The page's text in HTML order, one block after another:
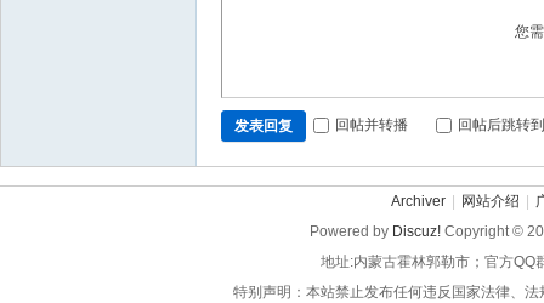
您
发表回复 回帖并转播 回帖后跳转
Archiver 网站介绍
Powered by Discuz! Copyright ©
地址:内蒙古霍林郭勒市；官方QQ
特别声明：本站禁止发布任何违反国家法律、